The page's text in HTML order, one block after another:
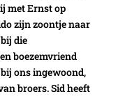
met Ernst op
zijn zoontje naar
die
boezemvriend
ons ingewoond,
broers. Sid heeft